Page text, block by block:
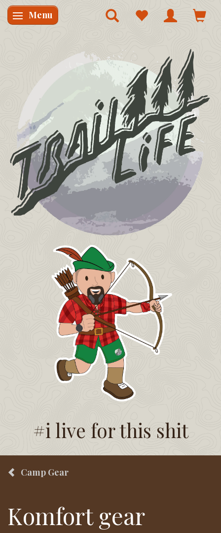
Skifte navigation
Menu
#i live for this shit
Camp Gear
Komfort gear